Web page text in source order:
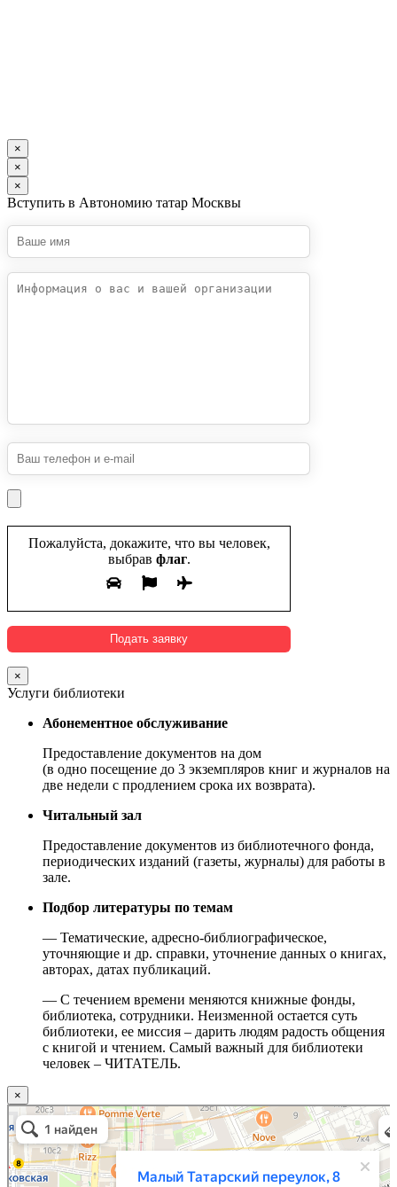
×
×
×
Вступить в Автономию татар Москвы
Пожалуйста, докажите, что вы человек,
выбрав флаг.
×
Услуги библиотеки
Абонементное обслуживание
Предоставление документов на дом
(в одно посещение до 3 экземпляров книг и журналов на
две недели с продлением срока их возврата).
Читальный зал
Предоставление документов из библиотечного фонда,
периодических изданий (газеты, журналы) для работы в
зале.
Подбор литературы по темам
— Тематические, адресно-библиографическое,
уточняющие и др. справки, уточнение данных о книгах,
авторах, датах публикаций.
— С течением времени меняются книжные фонды,
библиотека, сотрудники. Неизменной остается суть
библиотеки, ее миссия – дарить людям радость общения
с книгой и чтением. Самый важный для библиотеки
человек – ЧИТАТЕЛЬ.
×
Москва
Малый Татарский переулок, 8 на карте Москвы, ближайшее метро Новокузнецкая —
Яндекс.Карты